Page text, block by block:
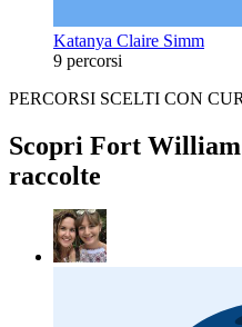
Katanya Claire Simm
9 percorsi
PERCORSI SCELTI CON
Scopri Fort William
raccolte